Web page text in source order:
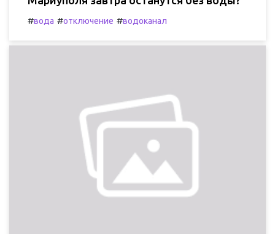
#вода #отключение #водоканал